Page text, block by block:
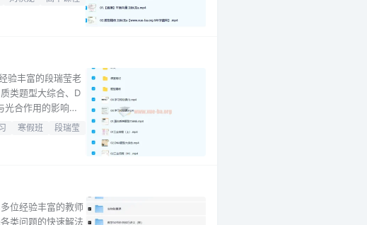
生构建完整的数学
验丰富的段瑞莹老
类题型大综合、D
合作用的影响因
专项练习助力学生
生，还是希望进一
寒假班 段瑞莹
位经验丰富的教师
类问题的快速解法